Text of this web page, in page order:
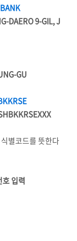
DAERO 9-GIL, J
GU
별코드를 뜻한다
입력